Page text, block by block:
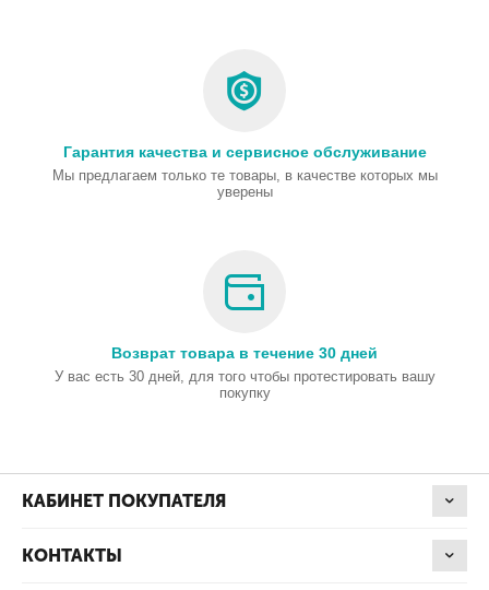
Гарантия качества и сервисное обслуживание
Мы предлагаем только те товары, в качестве которых мы
уверены
Возврат товара в течение 30 дней
У вас есть 30 дней, для того чтобы протестировать вашу
покупку
КАБИНЕТ ПОКУПАТЕЛЯ
КОНТАКТЫ